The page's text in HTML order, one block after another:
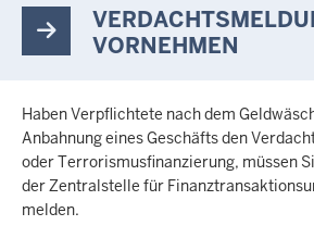
VORNEHMEN
Haben Verpflichtete nach dem
Anbahnung eines Geschäfts den
oder Terrorismusfinanzierung, müssen
der Zentralstelle für
melden.